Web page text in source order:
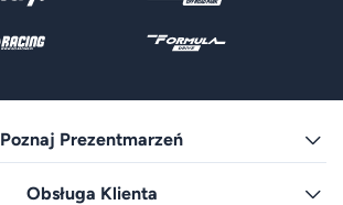
Poznaj Prezentmarzeń
Obsługa Klienta